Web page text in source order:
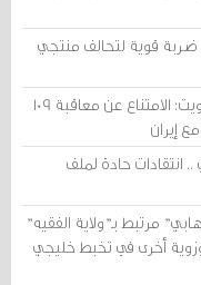
قوية لتحالف منتجي
محكمة «أمن الدولة» في الكويت: الامتناع عن معاقبة 109
انتقادات حادة لملف
مرتبط بـ"ولاية الفقيه"
أخرى في تخبط خليجي